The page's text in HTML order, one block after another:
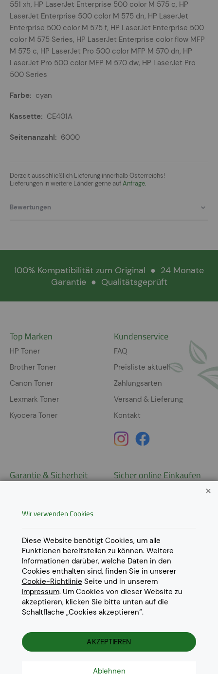
551 xh, HP LaserJet Enterprise 500 color M 575 c, HP
LaserJet Enterprise 500 color M 575 dn, HP LaserJet
Enterprise 500 color M 575 f, HP LaserJet Enterprise 500
color M 575 Series, HP LaserJet Enterprise color flow MFP
M 575 c, HP LaserJet Pro 500 color MFP M 570 dn, HP
LaserJet Pro 500 color MFP M 570 dw, HP LaserJet Pro
500 Series
cyan
CE401A
6000
Derzeit ausschließlich Lieferung innerhalb Österreichs!
Lieferungen in weitere Länder gerne aufAnfrage.
Bewertungen
100% Kompatibilität zum Original ● 24 Monate
Garantie ● Qualitätsgeprüft
Top Marken
HP Toner
Brother Toner
Canon Toner
Lexmark Toner
Kyocera Toner
Kundenservice
FAQ
Preisliste aktuell
Zahlungsarten
Versand & Lieferung
Kontakt
Garantie & Sicherheit
Datenschutz
Impressum
Cookie Einstellungen
Sicher online Einkaufen
Lieferungen in weitere Länder
gerne aufAnfrage
Die aufgeführten Markennamen und Warenzeichen dienen
ausschliesslich zur Beschreibung unserer Produkte und sind
Warenzeichen der jeweiligen Eigentümer.
Wir verwenden Cookies
Diese Website benötigt Cookies, um alle
Funktionen bereitstellen zu können. Weitere
Informationen darüber, welche Daten in den
Cookies enthalten sind, finden Sie in unserer
Cookie-Richtlinie Seite und in unserem
Impressum. Um Cookies von dieser Website zu
akzeptieren, klicken Sie bitte unten auf die
Schaltfläche „Cookies akzeptieren“.
AKZEPTIEREN
Ablehnen